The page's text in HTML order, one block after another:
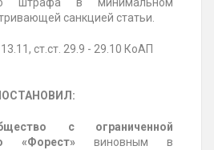
штрафа в минимальном
санкцией статьи.
ст.ст. 29.9 - 29.10 КоАП
с ограниченной
«Форест» виновным в